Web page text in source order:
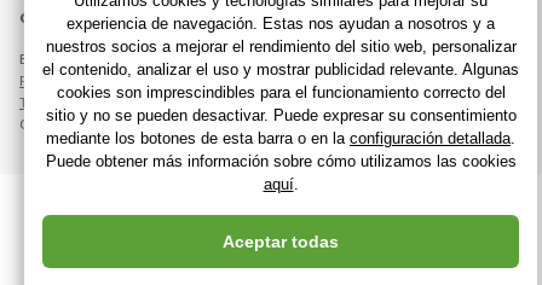
© 2018 - 2026 Raijuguetes.es, Todos los derechos reservados
Esta página está protegida por reCAPTCHA y se aplican
Política de privacidadcompañías de Google y su
Términos y condiciones.
Creación de tiendas en línea eficientes desdeRIESENIA